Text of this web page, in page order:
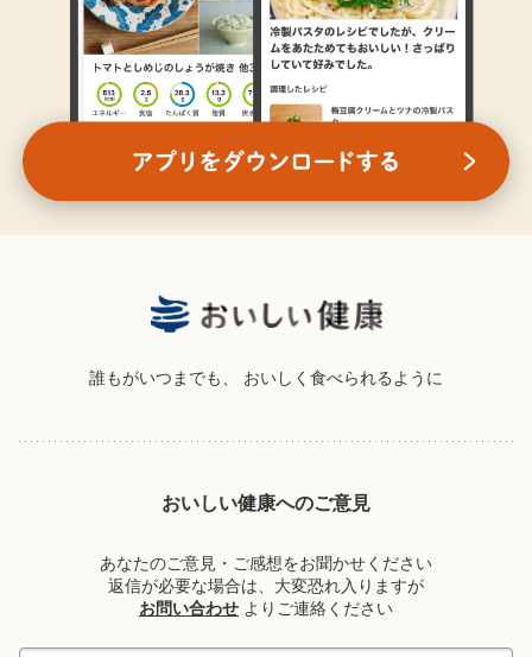
誰もがいつまでも、 おいしく食べられるように
おいしい健康へのご意見
あなたのご意見・ご感想をお聞かせください
返信が必要な場合は、大変恐れ入りますが
お問い合わせ よりご連絡ください